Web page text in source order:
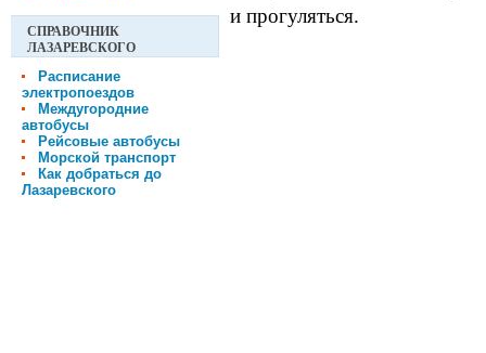
и прогуляться.
СПРАВОЧНИК
ЛАЗАРЕВСКОГО
Расписание
электропоездов
Междугородние
автобусы
Рейсовые автобусы
Морской транспорт
Как добраться до
Лазаревского